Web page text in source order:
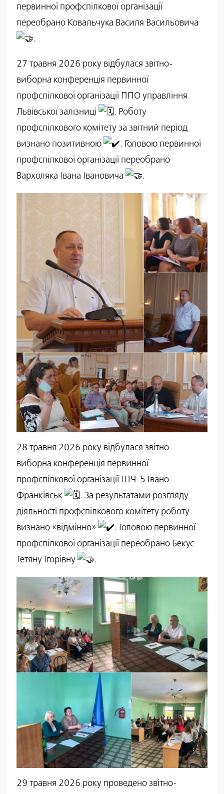
первинної профспілкової організації
переобрано Ковальчука Василя Васильовича
.
27 травня 2026 року відбулася звітно-
виборна конференція первинної
профспілкової організації ППО управління
Львівської залізниці
. Роботу
профспілкового комітету за звітний період
визнано позитивною
. Головою первинної
профспілкової організації переобрано
Вархоляка Івана Івановича
.
28 травня 2026 року відбулася звітно-
виборна конференція первинної
профспілкової організації ШЧ-5 Івано-
Франківськ
. За результатами розгляду
діяльності профспілкового комітету роботу
визнано «відмінно»
. Головою первинної
профспілкової організації переобрано Бекус
Тетяну Ігорівну
.
29 травня 2026 року проведено звітно-